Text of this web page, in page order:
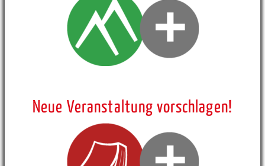
Neue Veranstaltung vorschlagen!